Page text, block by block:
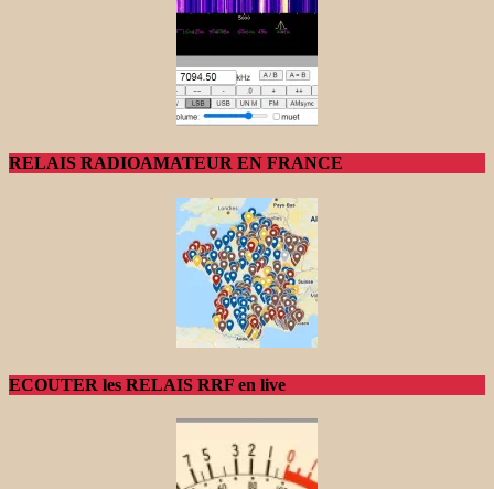
RELAIS RADIOAMATEUR EN FRANCE
ECOUTER les RELAIS RRF en live